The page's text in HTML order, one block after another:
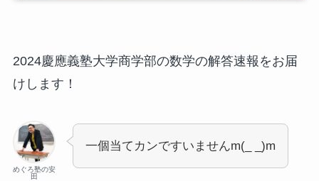
2024慶應義塾大学商学部の数学の解答速報をお届
けします！
めぐろ塾の安
田
一個当てカンですいませんm(_ _)m